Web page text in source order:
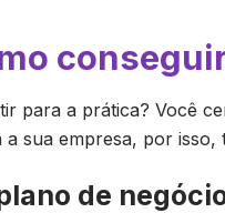
para a prática? Você
sua empresa, por isso,
de